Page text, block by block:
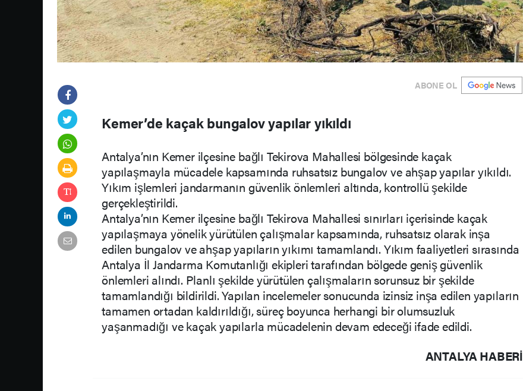
ABONE OL
Kemer’de kaçak bungalov yapılar yıkıldı
Antalya’nın Kemer ilçesine bağlı Tekirova Mahallesi bölgesinde kaçak
yapılaşmayla mücadele kapsamında ruhsatsız bungalov ve ahşap yapılar yıkıldı.
Yıkım işlemleri jandarmanın güvenlik önlemleri altında, kontrollü şekilde
gerçekleştirildi.
Antalya’nın Kemer ilçesine bağlı Tekirova Mahallesi sınırları içerisinde kaçak
yapılaşmaya yönelik yürütülen çalışmalar kapsamında, ruhsatsız olarak inşa
edilen bungalov ve ahşap yapıların yıkımı tamamlandı. Yıkım faaliyetleri sırasında
Antalya İl Jandarma Komutanlığı ekipleri tarafından bölgede geniş güvenlik
önlemleri alındı. Planlı şekilde yürütülen çalışmaların sorunsuz bir şekilde
tamamlandığı bildirildi. Yapılan incelemeler sonucunda izinsiz inşa edilen yapıların
tamamen ortadan kaldırıldığı, süreç boyunca herhangi bir olumsuzluk
yaşanmadığı ve kaçak yapılarla mücadelenin devam edeceği ifade edildi.
ANTALYA HABERİ